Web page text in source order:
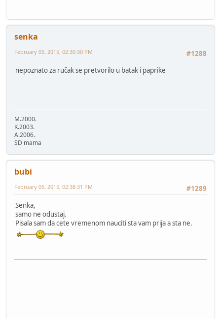
senka
#1288
February 05, 2015, 02:30:30 PM
nepoznato za ručak se pretvorilo u batak i paprike
M.2000.
K.2003.
A.2006.
SD mama
bubi
#1289
February 05, 2015, 02:38:31 PM
Senka,
samo ne odustaj.
Pisala sam da cete vremenom nauciti sta vam prija a sta ne.